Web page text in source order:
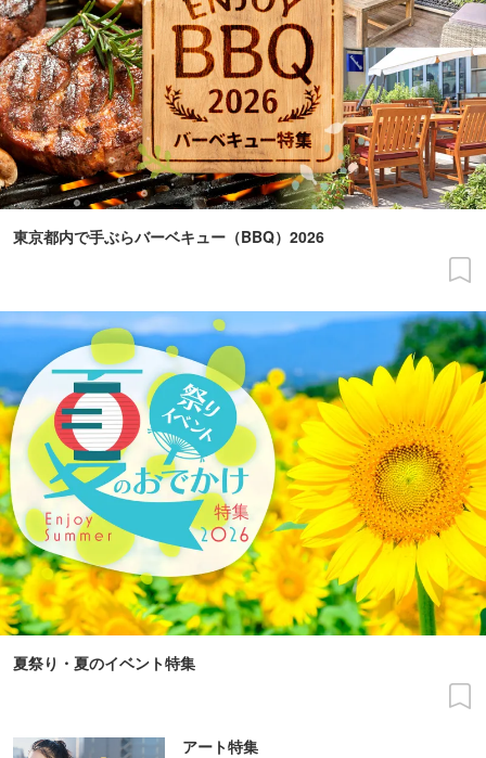
東京都内で手ぶらバーベキュー（BBQ）2026
夏祭り・夏のイベント特集
アート特集